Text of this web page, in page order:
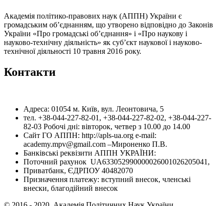
Академія політико-правових наук (АППН) України є
громадським об’єднанням, що утворено відповідно до Законів
України «Про громадські об’єднання» і «Про наукову і
науково-технічну діяльність» як суб’єкт наукової і науково-
технічної діяльності 10 травня 2016 року.
Контакти
Адреса: 01054 м. Київ, вул. Леонтовича, 5
тел. +38-044-227-82-01, +38-044-227-82-02, +38-044-227-
82-03 Робочі дні: вівторок, четвер з 10.00 до 14.00
Сайт ГО АППН: http://apls-ua.org e-mail:
academy.mpv@gmail.com –Мироненко П.В.
Банківські реквізити АППН УКРАЇНИ:
Поточний рахунок UA633052990000026001026205041,
Приватбанк, ЄДРПОУ 40482070
Призначення платежу: вступний внесок, членські
внески, благодійний внесок